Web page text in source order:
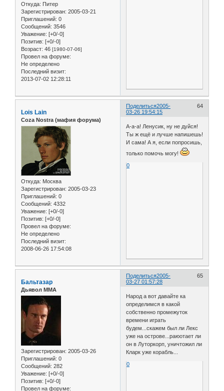
Откуда: Питер
Зарегистрирован: 2005-03-21
Приглашений: 0
Сообщений: 3546
Уважение: [+0/-0]
Позитив: [+0/-0]
Возраст: 46 [1980-07-06]
Провел на форуме:
Не определено
Последний визит:
2013-07-02 12:28:11
Поделиться 64
2005-
03-26 19:54:15
Lois Lain
Coza Nostra (мафия форума)
Откуда: Москва
Зарегистрирован: 2005-03-23
Приглашений: 0
Сообщений: 4332
Уважение: [+0/-0]
Позитив: [+0/-0]
Провел на форуме:
Не определено
Последний визит:
2008-06-26 17:54:08
А-а-а! Ленусик, ну не дуйся!
Ты ж ещё и лучше напишешь!
И сама! А я, если попросишь,
только помочь могу!
0
Поделиться 65
2005-
03-27 01:57:28
Бальтазар
Дьявол ММА
Зарегистрирован: 2005-03-26
Приглашений: 0
Сообщений: 282
Уважение: [+0/-0]
Позитив: [+0/-0]
Провел на форуме:
Народ а вот давайте ка
определимся в какой
собственно промежуток
времени играть
будем...скажем был ли Лекс
уже на острове...раюотает ли
он в Луторкорп, уничтожил ли
Кларк уже корабль...
0